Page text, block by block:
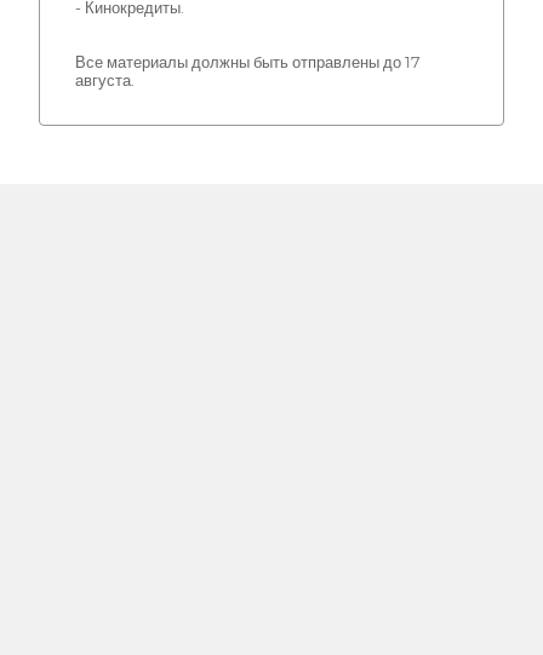
- Кинокредиты.
Все материалы должны быть отправлены до 17
августа.